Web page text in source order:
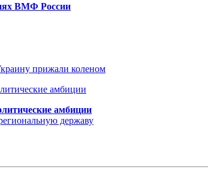
ВМФ России
прижали коленом
амбиции
державу